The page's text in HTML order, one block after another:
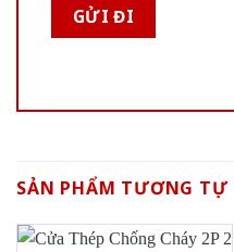
SẢN PHẨM TƯƠNG TỰ